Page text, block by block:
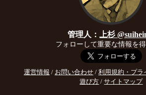
管理人：上杉
フォローして重要な情報を得
運営情報 / お問い合わせ/ 利用規約・プラ
遊び方 /サイトマップ